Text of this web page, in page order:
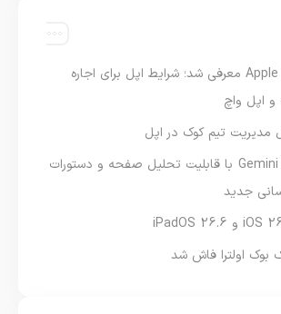
برنامه Apple Upgrade معرفی شد؛ شرایط اپل برای اجاره
و اپل واچ
نسخه مک گوگل Gemini با قابلیت تحلیل صفحه و دستورات
جدید
اولترا فاش شد